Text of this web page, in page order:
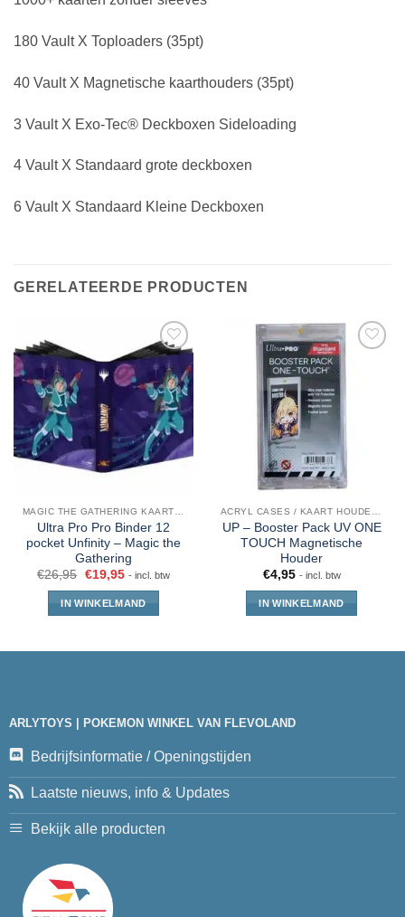
180 Vault X Toploaders (35pt)
40 Vault X Magnetische kaarthouders (35pt)
3 Vault X Exo-Tec® Deckboxen Sideloading
4 Vault X Standaard grote deckboxen
6 Vault X Standaard Kleine Deckboxen
GERELATEERDE PRODUCTEN
Ultra Pro Pro Binder 12
pocket Unfinity – Magic the
Gathering
€26,95 €19,95 - incl. btw
IN WINKELMAND
UP – Booster Pack UV ONE
TOUCH Magnetische
Houder
€4,95 - incl. btw
IN WINKELMAND
ARLYTOYS | POKEMON WINKEL VAN FLEVOLAND
Bedrijfsinformatie / Openingstijden
Laatste nieuws, info & Updates
Bekijk alle producten